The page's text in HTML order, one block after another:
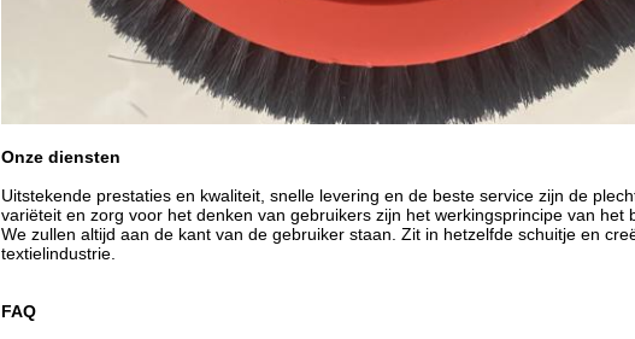
Onze diensten
Uitstekende prestaties en kwaliteit, snelle levering en de beste service zijn de
variëteit en zorg voor het denken van gebruikers zijn het werkingsprincipe van het
We zullen altijd aan de kant van de gebruiker staan. Zit in hetzelfde schuitje en
textielindustrie.
FAQ